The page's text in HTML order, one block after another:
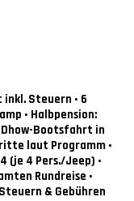
Steuern • 6
• Halbpension:
Dhow-Bootsfahrt in
laut Programm •
(je 4 Pers./Jeep) •
Rundreise •
& Gebühren